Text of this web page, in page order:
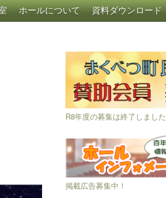
ホールについて 資料ダウンロード
R8年度の募集は終了しました
掲載広告募集中！